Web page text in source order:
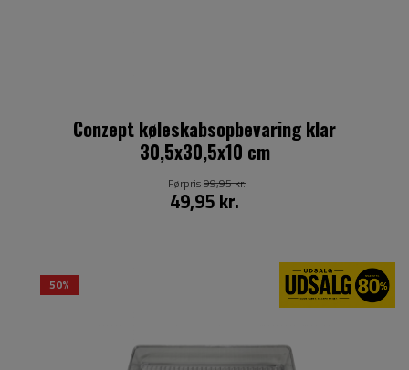
Conzept køleskabsopbevaring klar
30,5x30,5x10 cm
49,95 kr.
Førpris99,95 kr.
50%